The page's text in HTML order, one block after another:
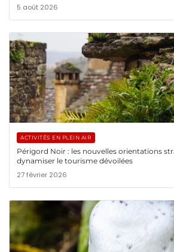
5 août 2026
ACTIVITÉS EN PLEIN AIR
Périgord Noir : les nouvelles orientations
dynamiser le tourisme dévoilées
27 février 2026